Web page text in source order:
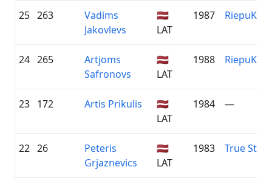
25 263
Vadims
Jakovlevs
🇱🇻
LAT
1987
24 265
Artjoms
Safronovs
🇱🇻
LAT
1988
23 172 Artis Prikulis
🇱🇻
LAT
1984 —
22 26
Peteris
Grjaznevics
🇱🇻
LAT
1983 True Story